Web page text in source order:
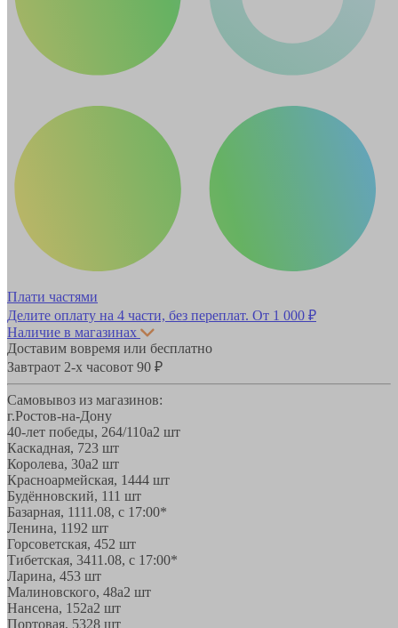
Плати частями
Делите оплату на 4 части, без переплат. От 1 000 ₽
Наличие в магазинах
Доставим вовремя или бесплатно
Завтраот 2-х часовот 90 ₽
Самовывоз из магазинов:
г.Ростов-на-Дону
40-лет победы, 264/110а2 шт
Каскадная, 723 шт
Королева, 30а2 шт
Красноармейская, 1444 шт
Будённовский, 111 шт
Базарная, 1111.08, с 17:00*
Ленина, 1192 шт
Горсоветская, 452 шт
Тибетская, 3411.08, с 17:00*
Ларина, 453 шт
Малиновского, 48а2 шт
Нансена, 152а2 шт
Портовая, 5328 шт